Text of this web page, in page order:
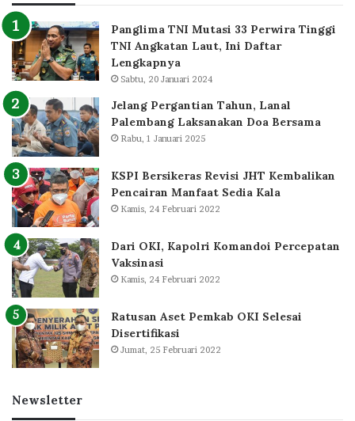
Panglima TNI Mutasi 33 Perwira Tinggi
TNI Angkatan Laut, Ini Daftar
Lengkapnya
Sabtu, 20 Januari 2024
Jelang Pergantian Tahun, Lanal
Palembang Laksanakan Doa Bersama
Rabu, 1 Januari 2025
KSPI Bersikeras Revisi JHT Kembalikan
Pencairan Manfaat Sedia Kala
Kamis, 24 Februari 2022
Dari OKI, Kapolri Komandoi Percepatan
Vaksinasi
Kamis, 24 Februari 2022
Ratusan Aset Pemkab OKI Selesai
Disertifikasi
Jumat, 25 Februari 2022
Newsletter